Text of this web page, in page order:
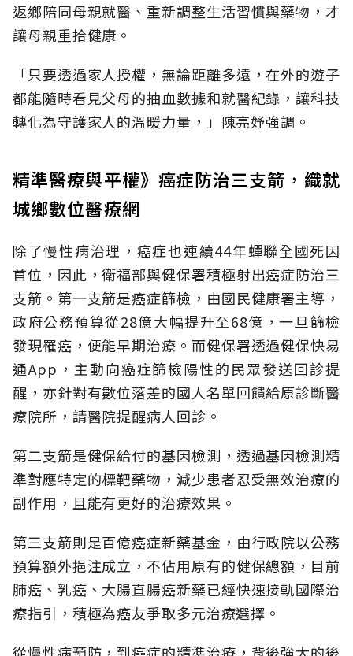
返鄉陪同母親就醫、重新調整生活習慣與藥物，才
讓母親重拾健康。
「只要透過家人授權，無論距離多遠，在外的遊子
都能隨時看見父母的抽血數據和就醫紀錄，讓科技
轉化為守護家人的溫暖力量，」陳亮妤強調。
精準醫療與平權》癌症防治三支箭，織就
城鄉數位醫療網
除了慢性病治理，癌症也連續44年蟬聯全國死因
首位，因此，衛福部與健保署積極射出癌症防治三
支箭。第一支箭是癌症篩檢，由國民健康署主導，
政府公務預算從28億大幅提升至68億，一旦篩檢
發現罹癌，便能早期治療。而健保署透過健保快易
通App，主動向癌症篩檢陽性的民眾發送回診提
醒，亦針對有數位落差的國人名單回饋給原診斷醫
療院所，請醫院提醒病人回診。
第二支箭是健保給付的基因檢測，透過基因檢測精
準對應特定的標靶藥物，減少患者忍受無效治療的
副作用，且能有更好的治療效果。
第三支箭則是百億癌症新藥基金，由行政院以公務
預算額外挹注成立，不佔用原有的健保總額，目前
肺癌、乳癌、大腸直腸癌新藥已經快速接軌國際治
療指引，積極為癌友爭取多元治療選擇。